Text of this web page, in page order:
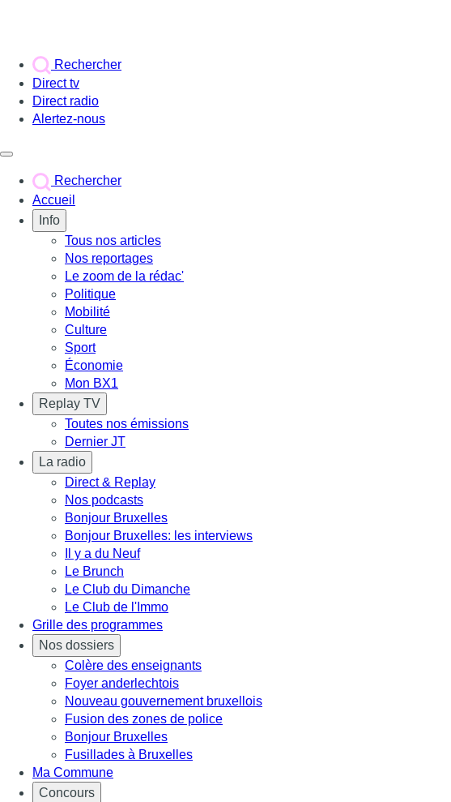
Rechercher
Direct tv
Direct radio
Alertez-nous
Rechercher
Accueil
Info
Tous nos articles
Nos reportages
Le zoom de la rédac'
Politique
Mobilité
Culture
Sport
Économie
Mon BX1
Replay TV
Toutes nos émissions
Dernier JT
La radio
Direct & Replay
Nos podcasts
Bonjour Bruxelles
Bonjour Bruxelles: les interviews
Il y a du Neuf
Le Brunch
Le Club du Dimanche
Le Club de l'Immo
Grille des programmes
Nos dossiers
Colère des enseignants
Foyer anderlechtois
Nouveau gouvernement bruxellois
Fusion des zones de police
Bonjour Bruxelles
Fusillades à Bruxelles
Ma Commune
Concours